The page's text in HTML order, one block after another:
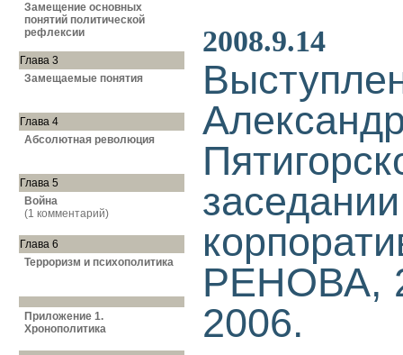
Замещение основных
понятий политической
рефлексии
Глава 3
Замещаемые понятия
Глава 4
Абсолютная революция
Глава 5
Война
(1 комментарий)
Глава 6
Терроризм и психополитика
Приложение 1.
Хронополитика
2008.9.14
заседании
РЕНОВА,
2006.